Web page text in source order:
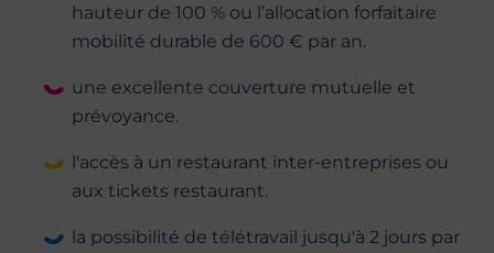
hauteur de 100 % ou l’allocation forfaitaire
mobilité durable de 600 € par an.
une excellente couverture mutuelle et
prévoyance.
l'accès à un restaurant inter-entreprises ou
aux tickets restaurant.
la possibilité de télétravail jusqu'à 2 jours par